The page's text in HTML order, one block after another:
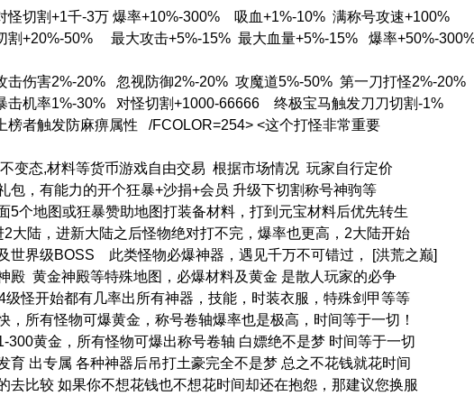
怪切割+1千-3万 爆率+10%-300% 吸血+1%-10% 满称号攻速+100%
割+20%-50% 最大攻击+5%-15% 最大血量+5%-15% 爆率+50%-
击伤害2%-20% 忽视防御2%-20% 攻魔道5%-50% 第一刀打怪2%-20%
击机率1%-30% 对怪切割+1000-66666 终极宝马触发刀刀切割-1%
榜者触发防麻痹属性 /FCOLOR=254> <这个打怪非常重要
变态,材料等货币游戏自由交易 根据市场情况 玩家自行定价
包，有能力的开个狂暴+沙捐+会员 升级下切割称号神驹等
5个地图或狂暴赞助地图打装备材料，打到元宝材料后优先转生
2大陆，进新大陆之后怪物绝对打不完，爆率也更高，2大陆开始
世界级BOSS 此类怪物必爆神器，遇见千万不可错过， [洪荒之巅]
殿 黄金神殿等特殊地图，必爆材料及黄金 是散人玩家的必争
级怪开始都有几率出所有神器，技能，时装衣服，特殊剑甲等等
，所有怪物可爆黄金，称号卷轴爆率也是极高，时间等于一切！
300黄金，所有怪物可爆出称号卷轴 白嫖绝不是梦 时间等于一切
育 出专属 各种神器后吊打土豪完全不是梦 总之不花钱就花时间
去比较 如果你不想花钱也不想花时间却还在抱怨，那建议您换服